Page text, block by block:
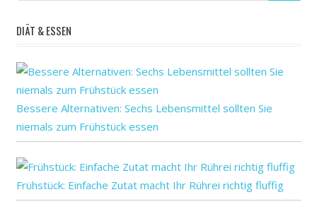
es
identifizieren
im
in
ist
Lernschwierigkeiten
Neue
DIÄT & ESSEN
Bessere Alternativen: Sechs Lebensmittel sollten Sie
niemals zum Frühstück essen
Frühstück: Einfache Zutat macht Ihr Rührei richtig fluffig